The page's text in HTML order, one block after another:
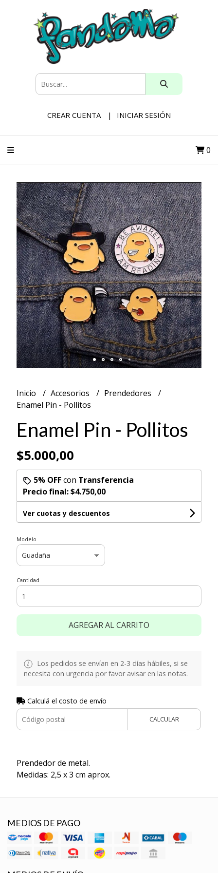
CREAR CUENTA INICIAR SESIÓN
0
Inicio Accesorios
Prendedores
Enamel Pin - Pollitos
Enamel Pin - Pollitos
$5.000,00
5% OFFcon Transferencia
Precio final:$4.750,00
Ver cuotas y descuentos
Modelo
Cantidad
AGREGAR AL CARRITO
Los pedidos se envían en 2-3 días hábiles, si se
necesita con urgencia por favor avisar en las notas.
Calculá el costo de envío
CALCULAR
Prendedor de metal.
Medidas: 2,5 x 3 cm aprox.
MEDIOS DE PAGO